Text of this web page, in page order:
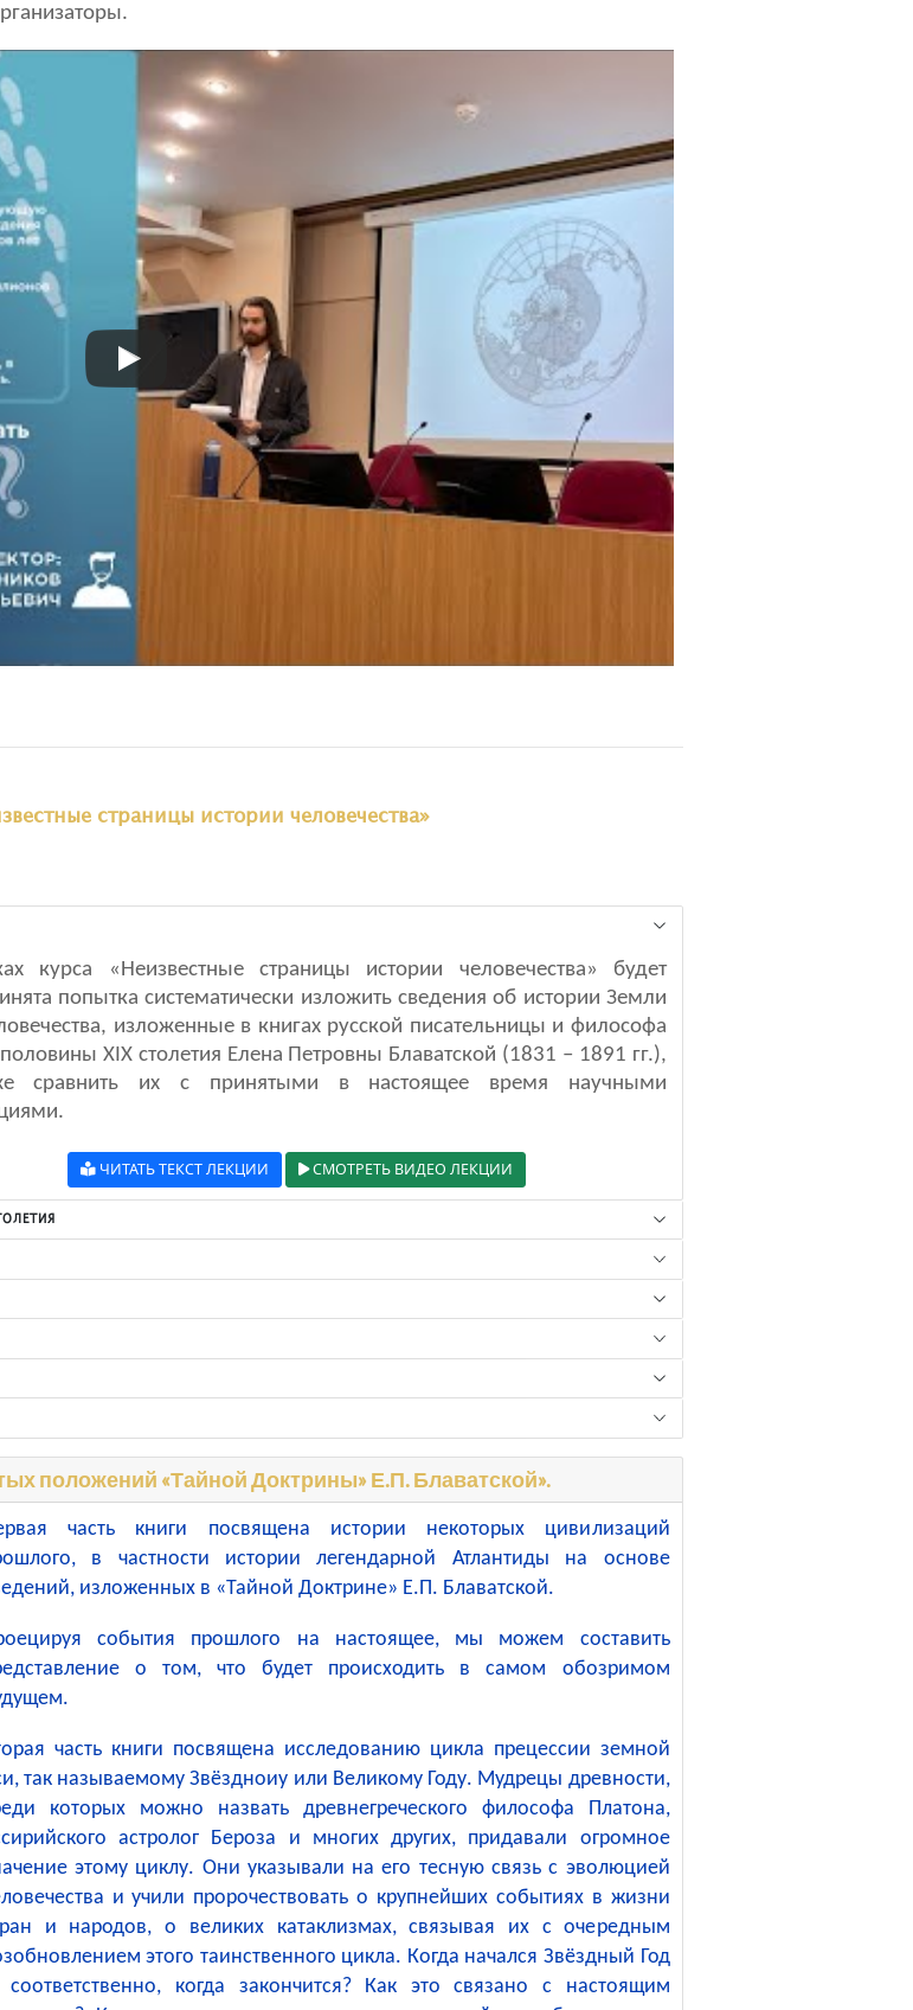
страницы истории человечества»
курса «Неизвестные страницы истории человечества» будет
попытка систематически изложить сведения об истории Земли
изложенные в книгах русской писательницы и философа
XIX столетия Елена Петровны Блаватской (1831 – 1891 гг.),
сравнить их с принятыми в настоящее время научными
ЧИТАТЬ ТЕКСТ ЛЕКЦИИ СМОТРЕТЬ ВИДЕО ЛЕКЦИИ
положений «Тайной Доктрины» Е.П. Блаватской».
часть книги посвящена истории некоторых цивилизаций
в частности истории легендарной Атлантиды на основе
изложенных в «Тайной Доктрине» Е.П. Блаватской.
события прошлого на настоящее, мы можем составить
о том, что будет происходить в самом обозримом
часть книги посвящена исследованию цикла прецессии земной
так называемому Звёздноиу или Великому Году. Мудрецы древности,
которых можно назвать древнегреческого философа Платона,
астролог Бероза и многих других, придавали огромное
этому циклу. Они указывали на его тесную связь с эволюцией
и учили пророчествовать о крупнейших событиях в жизни
и народов, о великих катаклизмах, связывая их с очередным
этого таинственного цикла. Когда начался Звёздный Год
соответственно, когда закончится? Как это связано с настоящим